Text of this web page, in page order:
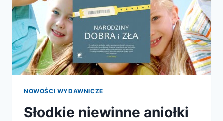
NOWOŚCI WYDAWNICZE
Słodkie niewinne aniołki